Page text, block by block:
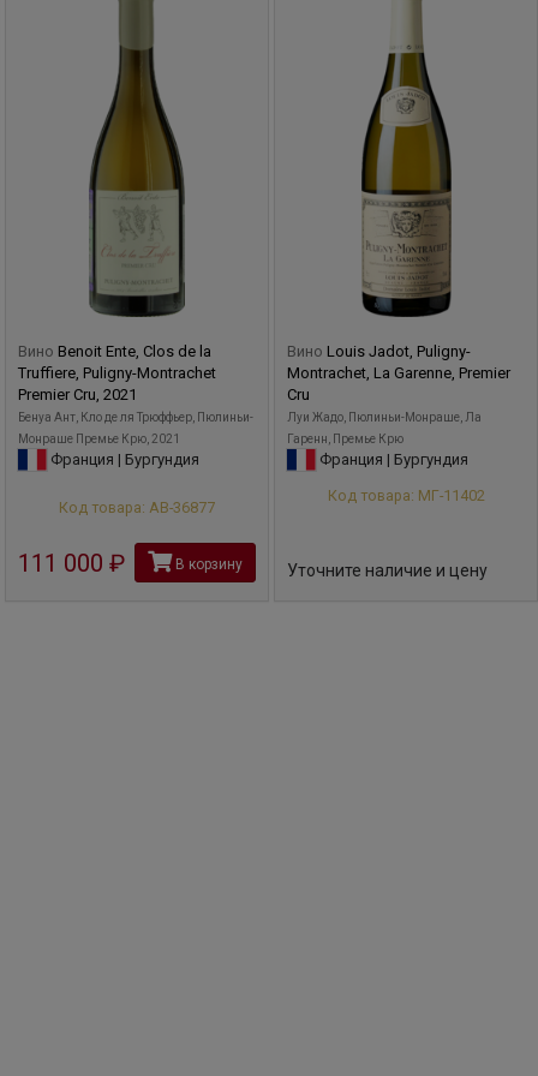
Вино Benoit Ente, Clos de la
Truffiere, Puligny-Montrachet
Premier Cru, 2021
Бенуа Ант, Кло де ля Трюффьер, Пюлиньи-
Монраше Премье Крю, 2021
Франция | Бургундия
Код товара: АВ-36877
111 000 рубВ корзину
Вино Louis Jadot, Puligny-
Montrachet, La Garenne, Premier
Cru
Луи Жадо, Пюлиньи-Монраше, Ла
Гаренн, Премье Крю
Франция | Бургундия
Код товара: МГ-11402
Уточните наличие и цену